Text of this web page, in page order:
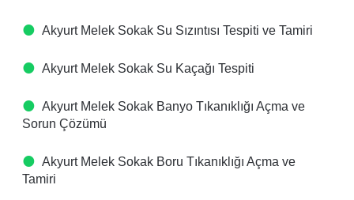
Akyurt Melek Sokak Su Sızıntısı Tespiti ve Tamiri
Akyurt Melek Sokak Su Kaçağı Tespiti
Akyurt Melek Sokak Banyo Tıkanıklığı Açma ve
Sorun Çözümü
Akyurt Melek Sokak Boru Tıkanıklığı Açma ve
Tamiri